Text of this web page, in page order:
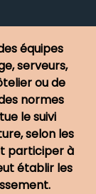
équipes
serveurs,
ou de
normes
le suivi
selon les
participer à
établir les